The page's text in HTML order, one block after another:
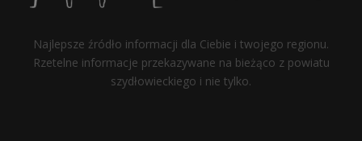
Najlepsze źródło informacji dla Ciebie i twojego regionu.
Rzetelne informacje przekazywane na bieżąco z powiatu
szydłowieckiego i nie tylko.